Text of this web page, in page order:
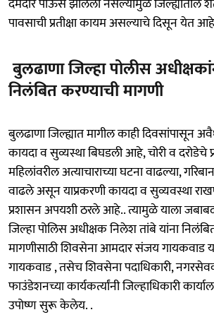
पावसाची प्रतीक्षा कायम असल्याचे दिसून येत
बुलढाणा जिल्हा पोलीस
निलंबित करण्याची मागणी
बुलढाणा जिल्ह्यात मागील काही दिवसांपासून
कायदा व सुव्यस्था बिघडली आहे, चोरी व दरोडेचे
महिलांवरील अत्याचाराच्या घटना वाढल्या,
वाढले असून याप्रकरणी कायदा व सुव्यवस्था
प्रशासन अपयशी ठरले आहे.. त्यामुळे याला
जिल्हा पोलिस अधीक्षक निलेश तांबे यांना
मागणीसाठी शिवसेना आमदार संजय गायकवाड
गायकवाड , तसेच शिवसेना पदाधिकारी,
फाउंडेशनच्या कार्यकर्त्यांनी जिल्हाधिकारी
उपोष्ण सुरू केलेय. .